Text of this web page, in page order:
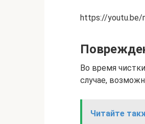
https://youtu.be/
Во время
случае,
Читайте